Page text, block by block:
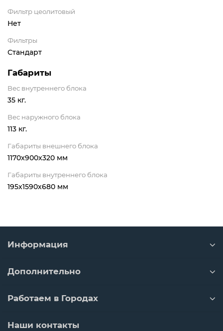
Фильтр цеолитовый
Нет
Фильтры
Стандарт
Габариты
Вес внутреннего блока
35 кг.
Вес наружного блока
113 кг.
Габариты внешнего блока
1170x900x320 мм
Габариты внутреннего блока
195х1590х680 мм
Информация
Дополнительно
Работаем в Городах
Наши контакты